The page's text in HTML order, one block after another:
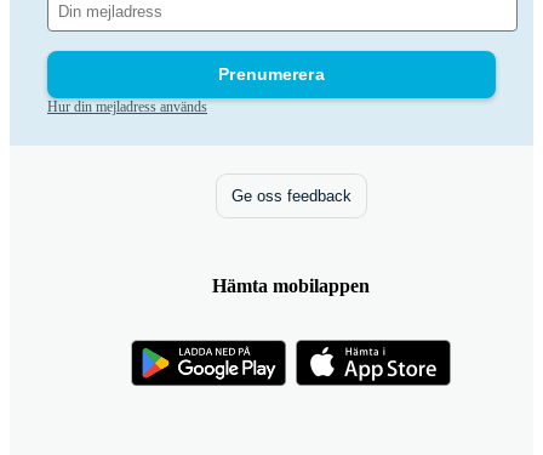
Prenumerera
Hur din mejladress används
Ge oss feedback
Hämta mobilappen